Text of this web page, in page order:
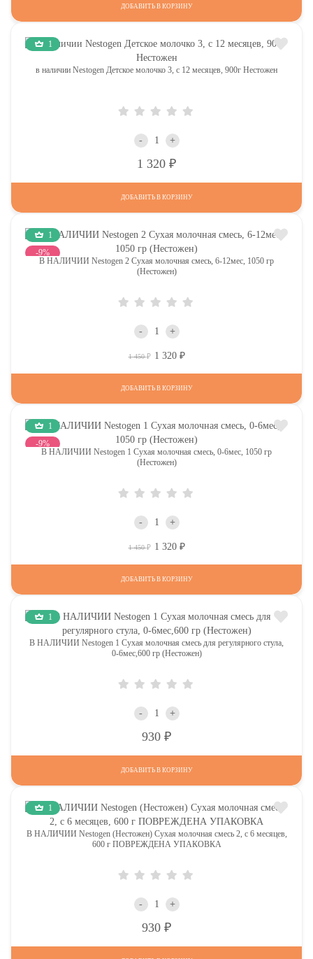
ДОБАВИТЬ В КОРЗИНУ
1
в наличии Nestogen Детское молочко 3, c 12 месяцев, 900г Нестожен
- +
1 320
ДОБАВИТЬ В КОРЗИНУ
1
-9%
В НАЛИЧИИ Nestogen 2 Сухая молочная смесь, 6-12мес, 1050 гр
(Нестожен)
- +
1 450Р 1 320 Р
ДОБАВИТЬ В КОРЗИНУ
1
-9%
В НАЛИЧИИ Nestogen 1 Сухая молочная смесь, 0-6мес, 1050 гр
(Нестожен)
- +
1 450Р 1 320 Р
ДОБАВИТЬ В КОРЗИНУ
1
В НАЛИЧИИ Nestogen 1 Сухая молочная смесь для регулярного стула,
0-6мес,600 гр (Нестожен)
- +
930
ДОБАВИТЬ В КОРЗИНУ
1
В НАЛИЧИИ Nestogen (Нестожен) Сухая молочная смесь 2, c 6 месяцев,
600 г ПОВРЕЖДЕНА УПАКОВКА
- +
930